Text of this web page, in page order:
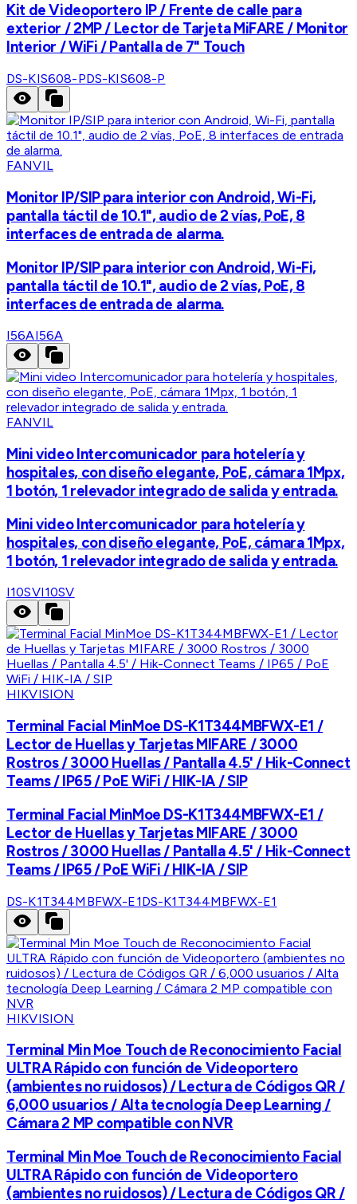
Kit de Videoportero IP / Frente de calle para
exterior / 2MP / Lector de Tarjeta MiFARE / Monitor
Interior / WiFi / Pantalla de 7" Touch
DS-KIS608-PDS-KIS608-P
FANVIL
Monitor IP/SIP para interior con Android, Wi-Fi,
pantalla táctil de 10.1", audio de 2 vías, PoE, 8
interfaces de entrada de alarma.
Monitor IP/SIP para interior con Android, Wi-Fi,
pantalla táctil de 10.1", audio de 2 vías, PoE, 8
interfaces de entrada de alarma.
I56AI56A
FANVIL
Mini video Intercomunicador para hotelería y
hospitales, con diseño elegante, PoE, cámara 1Mpx,
1 botón, 1 relevador integrado de salida y entrada.
Mini video Intercomunicador para hotelería y
hospitales, con diseño elegante, PoE, cámara 1Mpx,
1 botón, 1 relevador integrado de salida y entrada.
I10SVI10SV
HIKVISION
Terminal Facial MinMoe DS-K1T344MBFWX-E1 /
Lector de Huellas y Tarjetas MIFARE / 3000
Rostros / 3000 Huellas / Pantalla 4.5' / Hik-Connect
Teams / IP65 / PoE WiFi / HIK-IA / SIP
Terminal Facial MinMoe DS-K1T344MBFWX-E1 /
Lector de Huellas y Tarjetas MIFARE / 3000
Rostros / 3000 Huellas / Pantalla 4.5' / Hik-Connect
Teams / IP65 / PoE WiFi / HIK-IA / SIP
DS-K1T344MBFWX-E1DS-K1T344MBFWX-E1
HIKVISION
Terminal Min Moe Touch de Reconocimiento Facial
ULTRA Rápido con función de Videoportero
(ambientes no ruidosos) / Lectura de Códigos QR /
6,000 usuarios / Alta tecnología Deep Learning /
Cámara 2 MP compatible con NVR
Terminal Min Moe Touch de Reconocimiento Facial
ULTRA Rápido con función de Videoportero
(ambientes no ruidosos) / Lectura de Códigos QR /